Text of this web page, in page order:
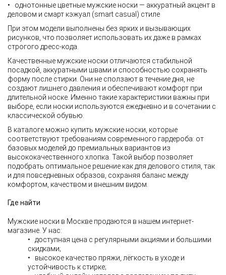
• однотонные цветные мужские носки — аккуратный акцент в
деловом и смарт кэжуал (smart casual) стиле
При этом модели выполнены без ярких и вызывающих
рисунков, что позволяет использовать их даже в рамках
строгого дресс-кода.
Качественные мужские носки отличаются стабильной
посадкой, аккуратными швами и способностью сохранять
форму после стирки. Они не сползают в течение дня, не
создают лишнего давления и обеспечивают комфорт при
длительной носке. Именно такие характеристики важны при
выборе, если носки используются ежедневно и в сочетании с
классической обувью.
В каталоге можно купить мужские носки, которые
соответствуют требованиям современного гардероба: от
базовых моделей до премиальных вариантов из
высококачественного хлопка. Такой выбор позволяет
подобрать оптимальное решение как для делового стиля, так
и для повседневных образов, сохраняя баланс между
комфортом, качеством и внешним видом.
Где найти
Мужские носки в Москве продаются в нашем интернет-
магазине. У нас:
• доступная цена с регулярными акциями и большими
скидками;
• высокое качество пряжи, лёгкость в уходе и
устойчивость к стирке;